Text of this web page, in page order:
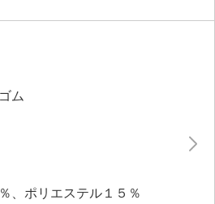
ム
、ポリエステル１５％